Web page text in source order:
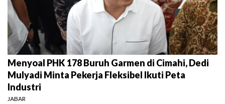
Menyoal PHK 178 Buruh Garmen di Cimahi, Dedi
Mulyadi Minta Pekerja Fleksibel Ikuti Peta
Industri
JABAR